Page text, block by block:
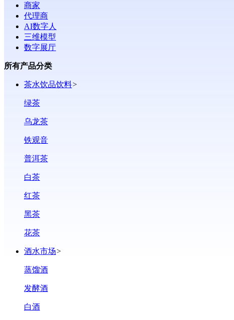
商家
代理商
AI数字人
三维模型
数字展厅
所有产品分类
茶水饮品饮料>
绿茶
乌龙茶
铁观音
普洱茶
白茶
红茶
黑茶
花茶
酒水市场>
蒸馏酒
发酵酒
白酒